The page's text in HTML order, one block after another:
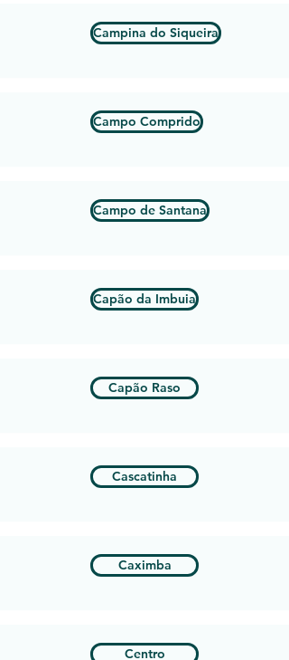
Campina do Siqueira
Campo Comprido
Campo de Santana
Capão da Imbuia
Capão Raso
Cascatinha
Caximba
Centro